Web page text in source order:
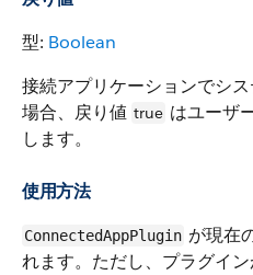
型: Boolean
接続アプリケーションでシ
場合、戻り値 true はユーザ
します。
使用方法
ConnectedAppPlugin が現在
れます。ただし、プラグイ